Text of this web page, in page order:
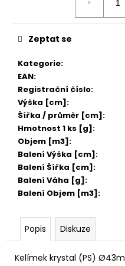
Kategorie:
EAN:
Registrační číslo:
Výška [cm]:
Šířka / průměr [cm]:
Hmotnost 1 ks [g]:
Objem [m3]:
Balení Výška [cm]:
Balení Šířka [cm]:
Balení Váha [g]:
Balení Objem [m3]:
Zeptat se
Popis Diskuze
Kelímek krystal (PS)
r
u
u
e
m
e
DAHLE
LAMINÁTOR
70103,
A3,
VÁLCE
990
Původně:
2